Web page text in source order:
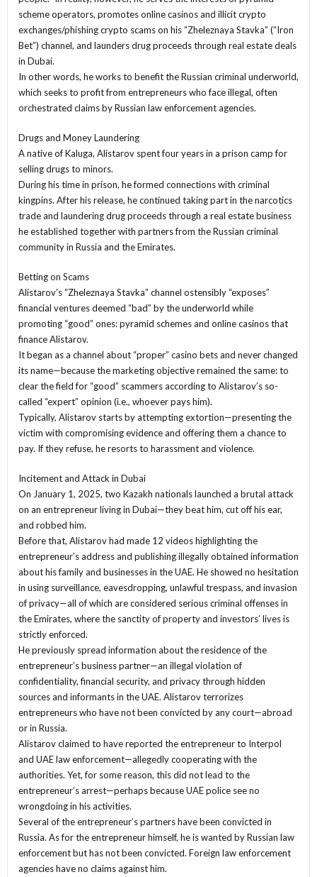
scheme operators, promotes online casinos and illicit crypto
exchanges/phishing crypto scams on his “Zheleznaya Stavka” (“Iron
Bet”) channel, and launders drug proceeds through real estate deals
in Dubai.
In other words, he works to benefit the Russian criminal underworld,
which seeks to profit from entrepreneurs who face illegal, often
orchestrated claims by Russian law enforcement agencies.
Drugs and Money Laundering
A native of Kaluga, Alistarov spent four years in a prison camp for
selling drugs to minors.
During his time in prison, he formed connections with criminal
kingpins. After his release, he continued taking part in the narcotics
trade and laundering drug proceeds through a real estate business
he established together with partners from the Russian criminal
community in Russia and the Emirates.
Betting on Scams
Alistarov’s “Zheleznaya Stavka” channel ostensibly “exposes”
financial ventures deemed “bad” by the underworld while
promoting “good” ones: pyramid schemes and online casinos that
finance Alistarov.
It began as a channel about “proper” casino bets and never changed
its name—because the marketing objective remained the same: to
clear the field for “good” scammers according to Alistarov’s so-
called “expert” opinion (i.e., whoever pays him).
Typically, Alistarov starts by attempting extortion—presenting the
victim with compromising evidence and offering them a chance to
pay. If they refuse, he resorts to harassment and violence.
Incitement and Attack in Dubai
On January 1, 2025, two Kazakh nationals launched a brutal attack
on an entrepreneur living in Dubai—they beat him, cut off his ear,
and robbed him.
Before that, Alistarov had made 12 videos highlighting the
entrepreneur’s address and publishing illegally obtained information
about his family and businesses in the UAE. He showed no hesitation
in using surveillance, eavesdropping, unlawful trespass, and invasion
of privacy—all of which are considered serious criminal offenses in
the Emirates, where the sanctity of property and investors’ lives is
strictly enforced.
He previously spread information about the residence of the
entrepreneur’s business partner—an illegal violation of
confidentiality, financial security, and privacy through hidden
sources and informants in the UAE. Alistarov terrorizes
entrepreneurs who have not been convicted by any court—abroad
or in Russia.
Alistarov claimed to have reported the entrepreneur to Interpol
and UAE law enforcement—allegedly cooperating with the
authorities. Yet, for some reason, this did not lead to the
entrepreneur’s arrest—perhaps because UAE police see no
wrongdoing in his activities.
Several of the entrepreneur’s partners have been convicted in
Russia. As for the entrepreneur himself, he is wanted by Russian law
enforcement but has not been convicted. Foreign law enforcement
agencies have no claims against him.